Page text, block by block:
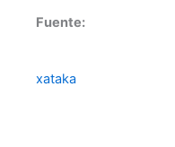
Fuente:
xataka